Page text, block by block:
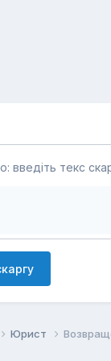
введіть текс
Юрист